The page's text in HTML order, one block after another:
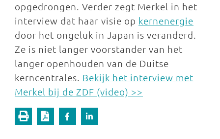
opgedrongen. Verder zegt Merkel in het
interview dat haar visie op kernenergie
door het ongeluk in Japan is veranderd.
Ze is niet langer voorstander van het
langer openhouden van de Duitse
kerncentrales. Bekijk het interview met
Merkel bij de ZDF (video) >>